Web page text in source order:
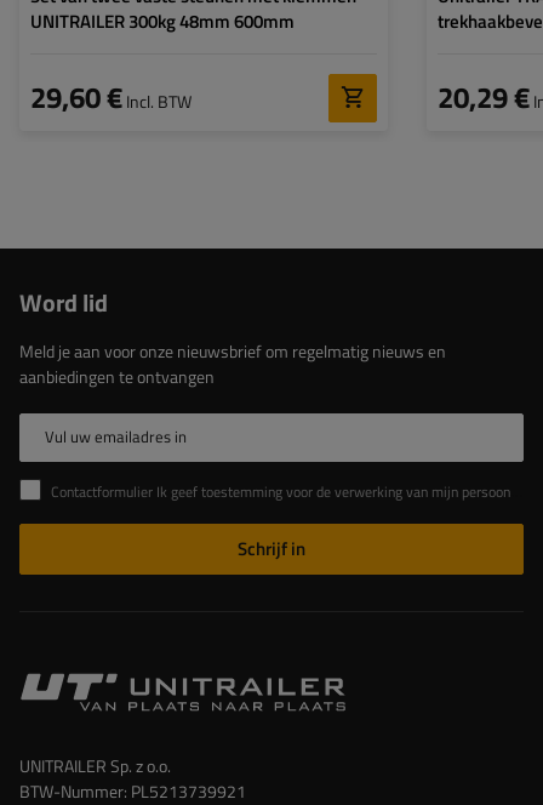
UNITRAILER 300kg 48mm 600mm
29,60 €Incl. BTW 20,29 €
Word lid
Meld je aan voor onze nieuwsbrief om regelmatig nieuws en
aanbiedingen te ontvangen
Vul uw emailadres in
Contactformulier Ik geef toestemming voor de verwerking van mijn persoonlijke gegevens in het contactformulier in overeenstemming met de Verordening van het Europees Parlement en de Raad (EU)
Schrijf in
UNITRAILER Sp. z o.o.
BTW-Nummer: PL5213739921